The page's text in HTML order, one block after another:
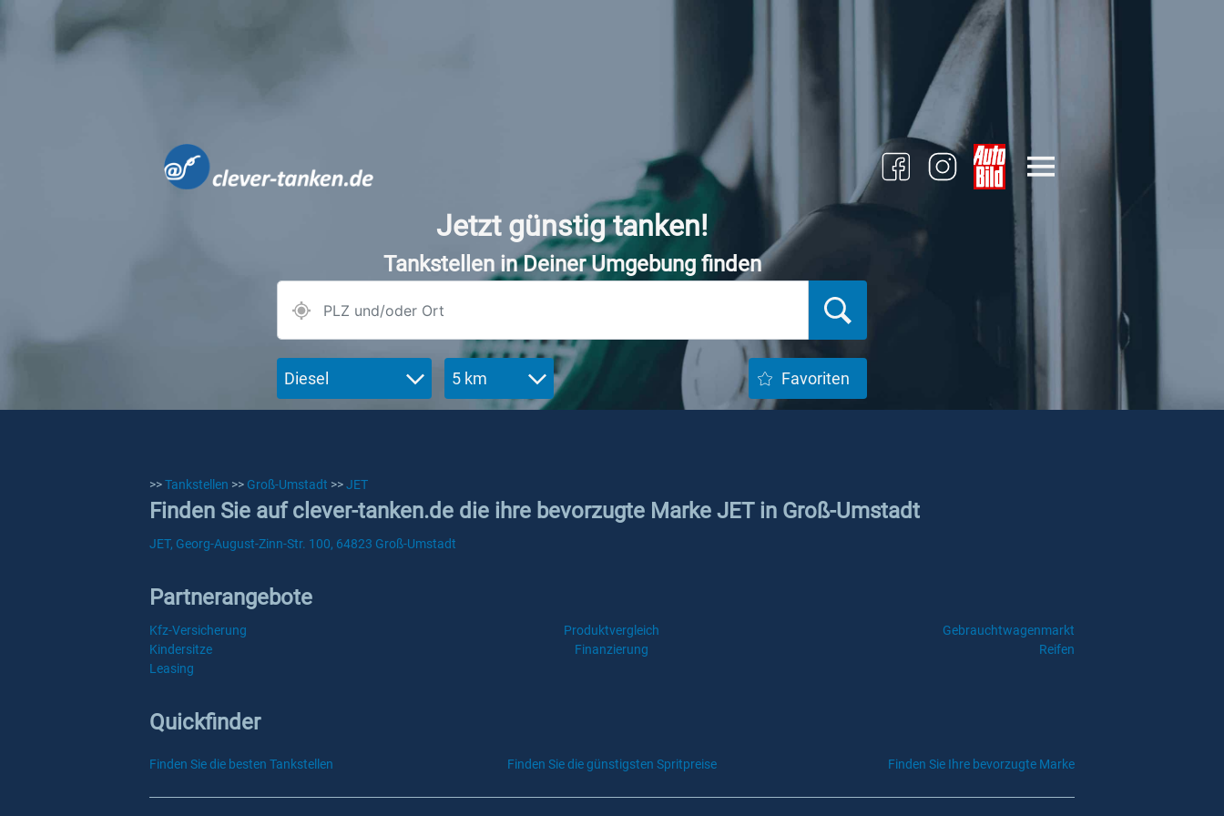
Jetzt günstig tanken!
Tankstellen in Deiner Umgebung finden
Diesel 5 km Favoriten
>>Tankstellen >> Groß-Umstadt >>JET
Finden Sie auf clever-tanken.de die ihre bevorzugte Marke JET in Groß-Umstadt
JET, Georg-August-Zinn-Str. 100, 64823 Groß-Umstadt
Partnerangebote
Kfz-Versicherung Produktvergleich
Gebrauchtwagenmarkt
Kindersitze
Finanzierung
Reifen
Leasing
Quickfinder
Finden Sie die besten Tankstellen Finden Sie die günstigsten Spritpreise Finden Sie Ihre bevorzugte Marke